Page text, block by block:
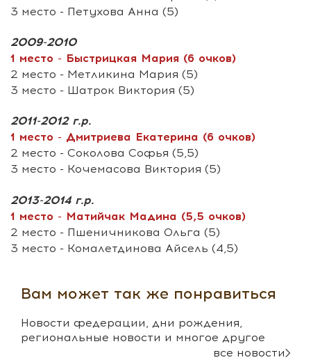
3 место - Петухова Анна (5)
2009-2010
1 место - Быстрицкая Мария (6 очков)
2 место - Метликина Мария (5)
3 место - Шатрок Виктория (5)
2011-2012 г.р.
1 место - Дмитриева Екатерина (6 очков)
2 место - Соколова Софья (5,5)
3 место - Кочемасова Виктория (5)
2013-2014 г.р.
1 место - Матийчак Мадина (5,5 очков)
2 место - Пшеничникова Ольга (5)
3 место - Комалетдинова Айсель (4,5)
Вам может так же понравиться
Новости федерации, дни рождения,
региональные новости и многое другое
все новости